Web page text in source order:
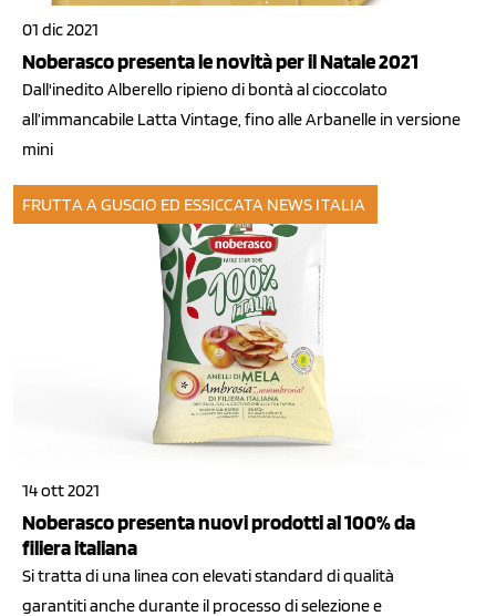
01 dic 2021
Noberasco presenta le novità per il Natale 2021
Dall'inedito Alberello ripieno di bontà al cioccolato
all’immancabile Latta Vintage, fino alle Arbanelle in versione
mini
FRUTTA A GUSCIO ED ESSICCATA NEWS ITALIA
14 ott 2021
Noberasco presenta nuovi prodotti al 100% da
filiera italiana
Si tratta di una linea con elevati standard di qualità
garantiti anche durante il processo di selezione e